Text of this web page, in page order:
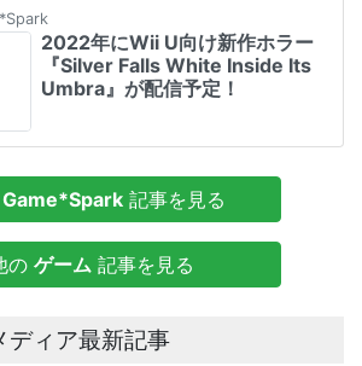
2022年にWii U向け新作ホラー
『Silver Falls White Inside Its
Umbra』が配信予定！
Game*Spark 記事を見る
の ゲーム 記事を見る
ディア最新記事